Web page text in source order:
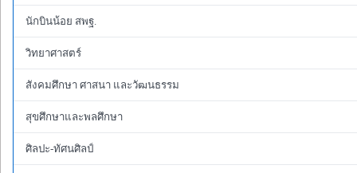
นักบินน้อย สพฐ.
วิทยาศาสตร์
สังคมศึกษา ศาสนา และวัฒนธรรม
สุขศึกษาและพลศึกษา
ศิลปะ-ทัศนศิลป์